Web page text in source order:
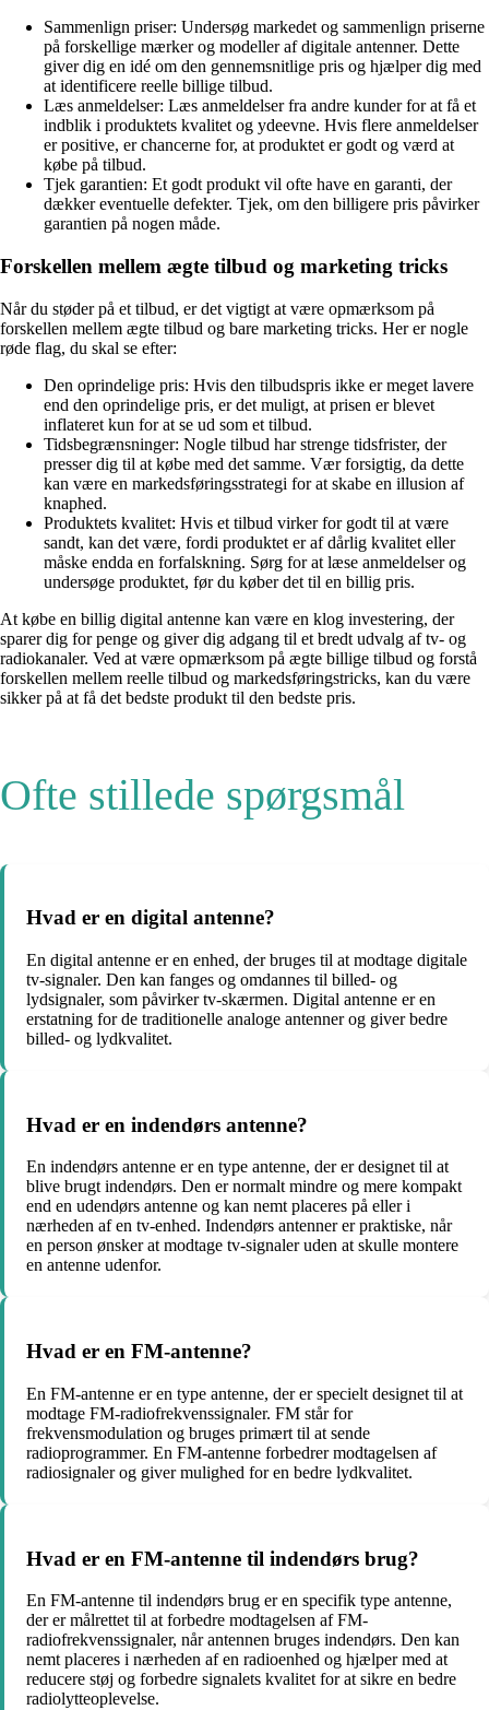
Sammenlign priser: Undersøg markedet og sammenlign priserne
på forskellige mærker og modeller af digitale antenner. Dette
giver dig en idé om den gennemsnitlige pris og hjælper dig med
at identificere reelle billige tilbud.
Læs anmeldelser: Læs anmeldelser fra andre kunder for at få et
indblik i produktets kvalitet og ydeevne. Hvis flere anmeldelser
er positive, er chancerne for, at produktet er godt og værd at
købe på tilbud.
Tjek garantien: Et godt produkt vil ofte have en garanti, der
dækker eventuelle defekter. Tjek, om den billigere pris påvirker
garantien på nogen måde.
Forskellen mellem ægte tilbud og marketing tricks
Når du støder på et tilbud, er det vigtigt at være opmærksom på
forskellen mellem ægte tilbud og bare marketing tricks. Her er nogle
røde flag, du skal se efter:
Den oprindelige pris: Hvis den tilbudspris ikke er meget lavere
end den oprindelige pris, er det muligt, at prisen er blevet
inflateret kun for at se ud som et tilbud.
Tidsbegrænsninger: Nogle tilbud har strenge tidsfrister, der
presser dig til at købe med det samme. Vær forsigtig, da dette
kan være en markedsføringsstrategi for at skabe en illusion af
knaphed.
Produktets kvalitet: Hvis et tilbud virker for godt til at være
sandt, kan det være, fordi produktet er af dårlig kvalitet eller
måske endda en forfalskning. Sørg for at læse anmeldelser og
undersøge produktet, før du køber det til en billig pris.
At købe en billig digital antenne kan være en klog investering, der
sparer dig for penge og giver dig adgang til et bredt udvalg af tv- og
radiokanaler. Ved at være opmærksom på ægte billige tilbud og forstå
forskellen mellem reelle tilbud og markedsføringstricks, kan du være
sikker på at få det bedste produkt til den bedste pris.
Ofte stillede spørgsmål
Hvad er en digital antenne?
En digital antenne er en enhed, der bruges til at modtage digitale
tv-signaler. Den kan fanges og omdannes til billed- og
lydsignaler, som påvirker tv-skærmen. Digital antenne er en
erstatning for de traditionelle analoge antenner og giver bedre
billed- og lydkvalitet.
Hvad er en indendørs antenne?
En indendørs antenne er en type antenne, der er designet til at
blive brugt indendørs. Den er normalt mindre og mere kompakt
end en udendørs antenne og kan nemt placeres på eller i
nærheden af en tv-enhed. Indendørs antenner er praktiske, når
en person ønsker at modtage tv-signaler uden at skulle montere
en antenne udenfor.
Hvad er en FM-antenne?
En FM-antenne er en type antenne, der er specielt designet til at
modtage FM-radiofrekvenssignaler. FM står for
frekvensmodulation og bruges primært til at sende
radioprogrammer. En FM-antenne forbedrer modtagelsen af
radiosignaler og giver mulighed for en bedre lydkvalitet.
Hvad er en FM-antenne til indendørs brug?
En FM-antenne til indendørs brug er en specifik type antenne,
der er målrettet til at forbedre modtagelsen af FM-
radiofrekvenssignaler, når antennen bruges indendørs. Den kan
nemt placeres i nærheden af en radioenhed og hjælper med at
reducere støj og forbedre signalets kvalitet for at sikre en bedre
radiolytteoplevelse.